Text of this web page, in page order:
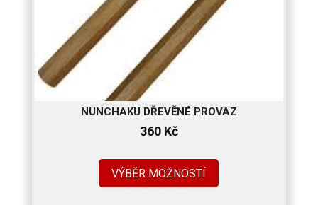
NUNCHAKU DŘEVĚNÉ PROVAZ
360 Kč
VÝBĚR MOŽNOSTÍ